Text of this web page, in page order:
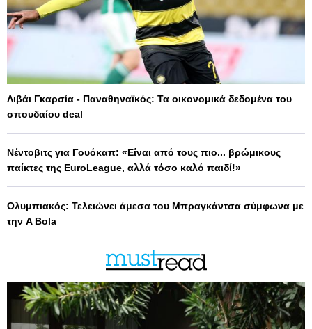
Λιβάι Γκαρσία - Παναθηναϊκός: Τα οικονομικά δεδομένα του
σπουδαίου deal
Νέντοβιτς για Γουόκαπ: «Είναι από τους πιο... βρώμικους
παίκτες της EuroLeague, αλλά τόσο καλό παιδί!»
Ολυμπιακός: Τελειώνει άμεσα του Μπραγκάντσα σύμφωνα με
την A Bola